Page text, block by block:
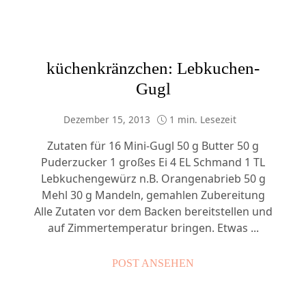
küchenkränzchen: Lebkuchen-
Gugl
Dezember 15, 2013 1 min. Lesezeit
Zutaten für 16 Mini-Gugl 50 g Butter 50 g
Puderzucker 1 großes Ei 4 EL Schmand 1 TL
Lebkuchengewürz n.B. Orangenabrieb 50 g
Mehl 30 g Mandeln, gemahlen Zubereitung
Alle Zutaten vor dem Backen bereitstellen und
auf Zimmertemperatur bringen. Etwas ...
POST ANSEHEN